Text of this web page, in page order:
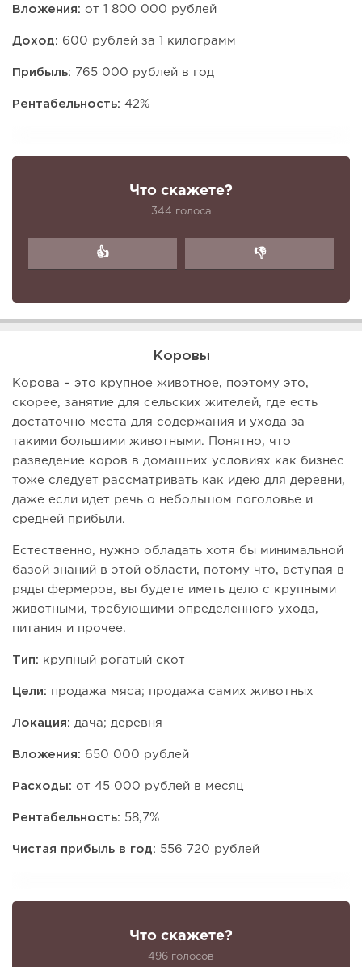
Вложения: от 1 800 000 рублей
Доход: 600 рублей за 1 килограмм
Прибыль: 765 000 рублей в год
Рентабельность: 42%
Что скажете?
344 голоса
👍 👎
Коровы
Корова – это крупное животное, поэтому это,
скорее, занятие для сельских жителей, где есть
достаточно места для содержания и ухода за
такими большими животными. Понятно, что
разведение коров в домашних условиях как бизнес
тоже следует рассматривать как идею для деревни,
даже если идет речь о небольшом поголовье и
средней прибыли.
Естественно, нужно обладать хотя бы минимальной
базой знаний в этой области, потому что, вступая в
ряды фермеров, вы будете иметь дело с крупными
животными, требующими определенного ухода,
питания и прочее.
Тип: крупный рогатый скот
Цели: продажа мяса; продажа самих животных
Локация: дача; деревня
Вложения: 650 000 рублей
Расходы: от 45 000 рублей в месяц
Рентабельность: 58,7%
Чистая прибыль в год: 556 720 рублей
Что скажете?
496 голосов